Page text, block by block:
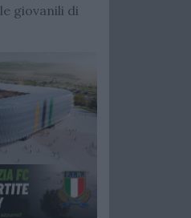
giovanili di